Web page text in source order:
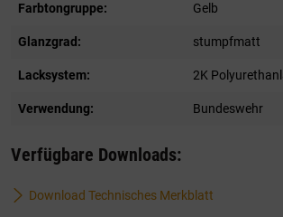
Farbtongruppe: Gelb
Glanzgrad: stumpfmatt
Lacksystem: 2K
Verwendung: Bundeswehr
Verfügbare Downloads:
Download Technisches Merkblatt